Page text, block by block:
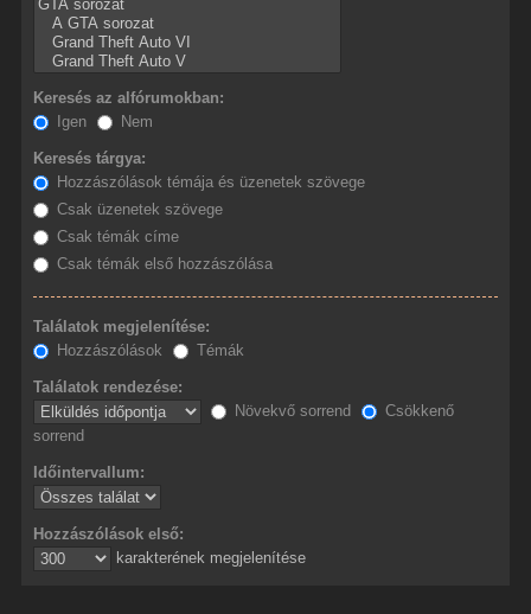
Keresés az alfórumokban:
Igen
Nem
Keresés tárgya:
Hozzászólások témája és üzenetek szövege
Csak üzenetek szövege
Csak témák címe
Csak témák első hozzászólása
Találatok megjelenítése:
Hozzászólások
Témák
Találatok rendezése:
Növekvő sorrend
Csökkenő
sorrend
Időintervallum:
Hozzászólások első:
karakterének megjelenítése